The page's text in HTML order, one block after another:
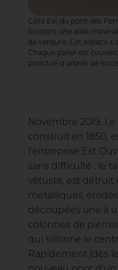
Côté Est du pont des
bordant une allée
de verdure. Cet espace
Chaque palier est
ponctué d’arbres de
Novembre 2019.
construit en 1850,
l’entreprise Est
sans difficulté : le
vétuste, est détruit
métalliques,
découpées une à
colonnes de
qui sillonne le
Rapidement (dès